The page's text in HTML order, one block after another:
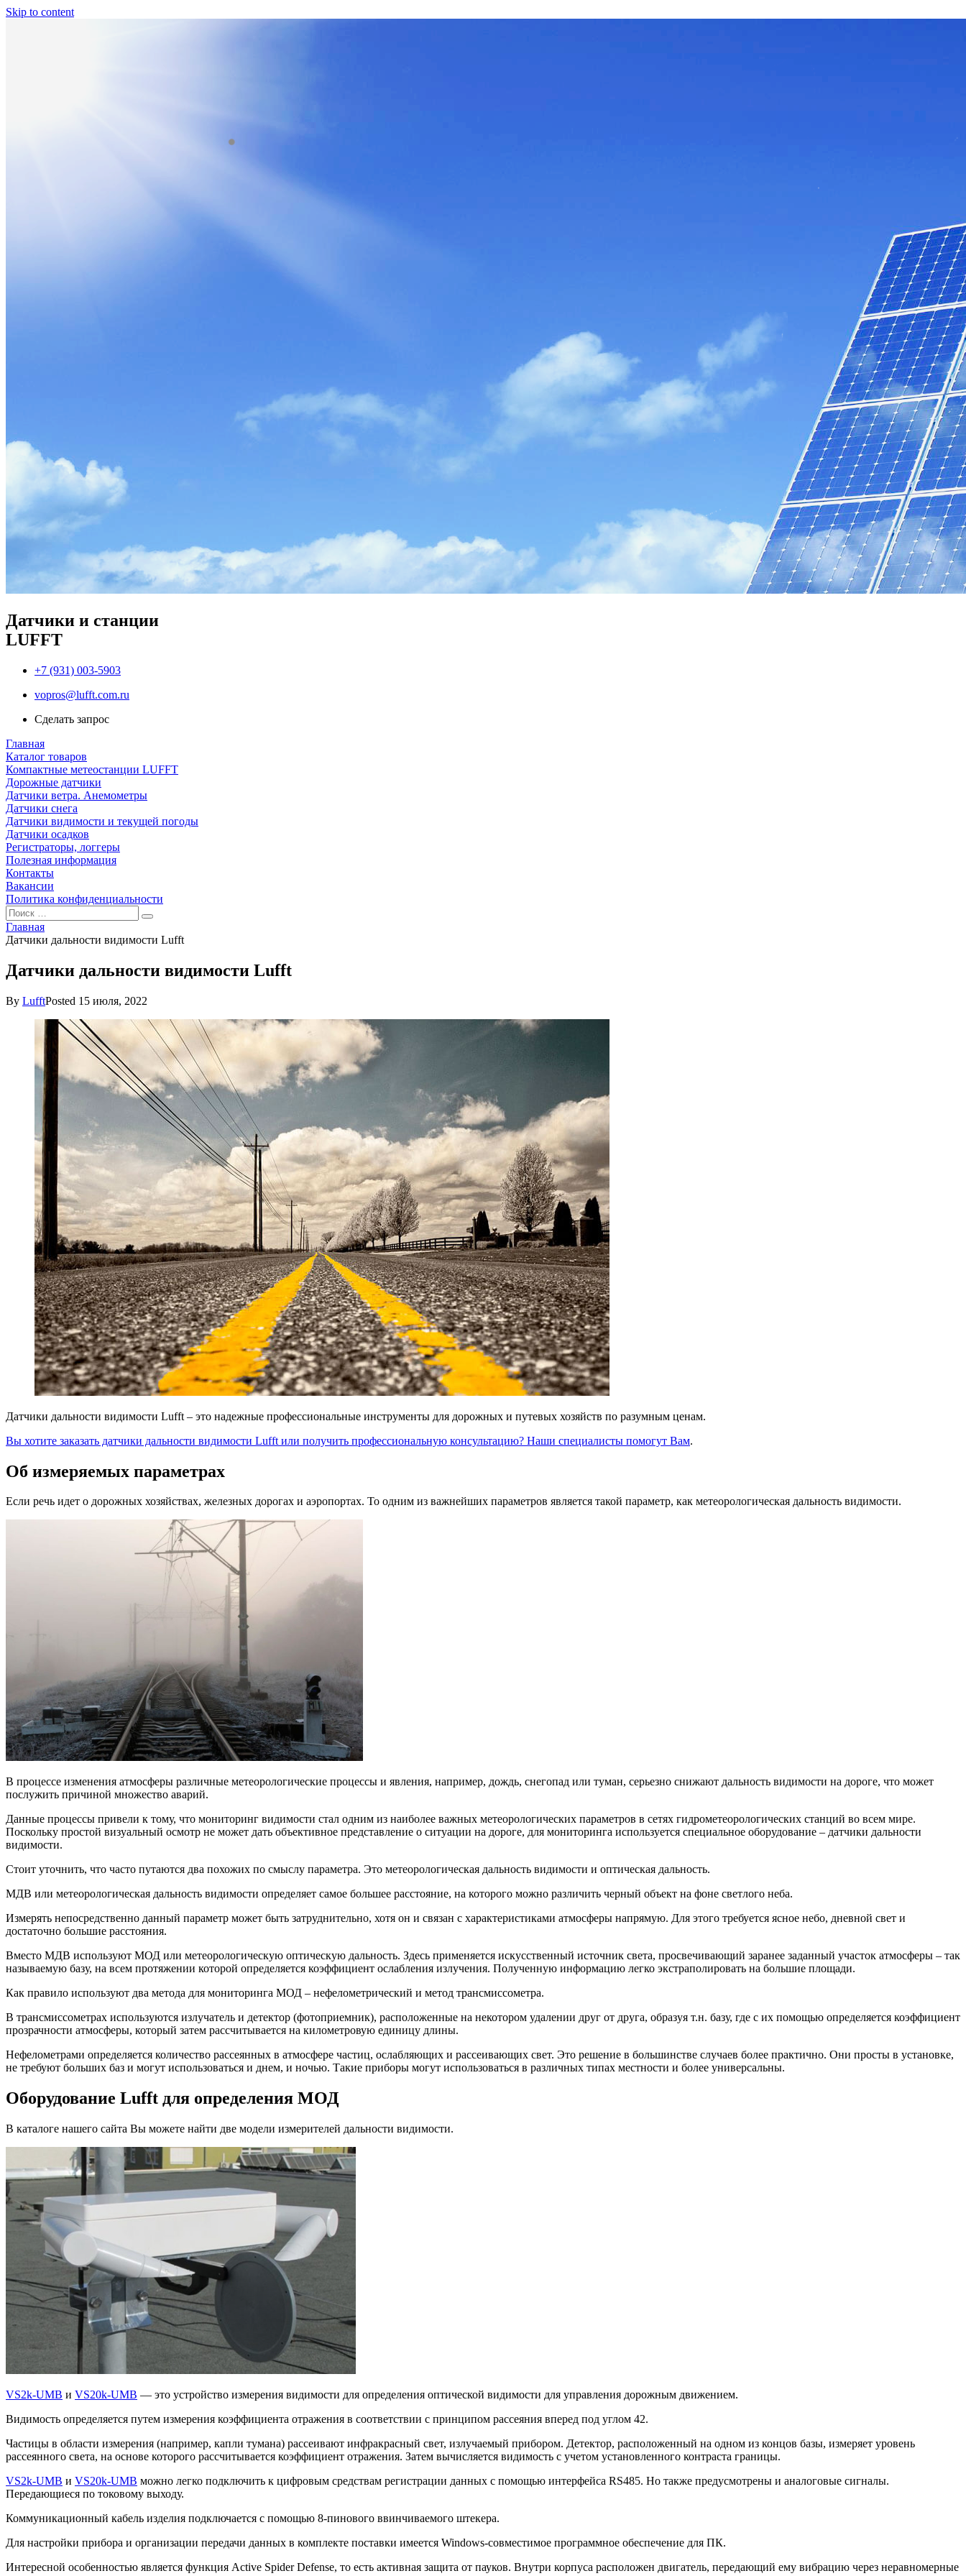
Skip to content
Датчики и станции
LUFFT
+7 (931) 003-5903
vopros@lufft.com.ru
Сделать запрос
Главная
Каталог товаров
Компактные метеостанции LUFFT
Дорожные датчики
Датчики ветра. Анемометры
Датчики снега
Датчики видимости и текущей погоды
Датчики осадков
Регистраторы, логгеры
Полезная информация
Контакты
Вакансии
Политика конфиденциальности
Главная
Датчики дальности видимости Lufft
Датчики дальности видимости Lufft
By LufftPosted 15 июля, 2022
Датчики дальности видимости Lufft – это надежные профессиональные инструменты для дорожных и путевых хозяйств по разумным ценам.
Вы хотите заказать датчики дальности видимости Lufft или получить профессиональную консультацию? Наши специалисты помогут Вам.
Об измеряемых параметрах
Если речь идет о дорожных хозяйствах, железных дорогах и аэропортах. То одним из важнейших параметров является такой параметр, как метеорологическая дальность видимости.
В процессе изменения атмосферы различные метеорологические процессы и явления, например, дождь, снегопад или туман, серьезно снижают дальность видимости на дороге, что может
послужить причиной множество аварий.
Данные процессы привели к тому, что мониторинг видимости стал одним из наиболее важных метеорологических параметров в сетях гидрометеорологических станций во всем мире.
Поскольку простой визуальный осмотр не может дать объективное представление о ситуации на дороге, для мониторинга используется специальное оборудование – датчики дальности
видимости.
Стоит уточнить, что часто путаются два похожих по смыслу параметра. Это метеорологическая дальность видимости и оптическая дальность.
МДВ или метеорологическая дальность видимости определяет самое большее расстояние, на которого можно различить черный объект на фоне светлого неба.
Измерять непосредственно данный параметр может быть затруднительно, хотя он и связан с характеристиками атмосферы напрямую. Для этого требуется ясное небо, дневной свет и
достаточно большие расстояния.
Вместо МДВ используют МОД или метеорологическую оптическую дальность. Здесь применяется искусственный источник света, просвечивающий заранее заданный участок атмосферы – так
называемую базу, на всем протяжении которой определяется коэффициент ослабления излучения. Полученную информацию легко экстраполировать на большие площади.
Как правило используют два метода для мониторинга МОД – нефелометрический и метод трансмиссометра.
В трансмиссометрах используются излучатель и детектор (фотоприемник), расположенные на некотором удалении друг от друга, образуя т.н. базу, где с их помощью определяется коэффициент
прозрачности атмосферы, который затем рассчитывается на километровую единицу длины.
Нефелометрами определяется количество рассеянных в атмосфере частиц, ослабляющих и рассеивающих свет. Это решение в большинстве случаев более практично. Они просты в установке,
не требуют больших баз и могут использоваться и днем, и ночью. Такие приборы могут использоваться в различных типах местности и более универсальны.
Оборудование Lufft для определения МОД
В каталоге нашего сайта Вы можете найти две модели измерителей дальности видимости.
VS2k-UMB и VS20k-UMB — это устройство измерения видимости для определения оптической видимости для управления дорожным движением.
Видимость определяется путем измерения коэффициента отражения в соответствии с принципом рассеяния вперед под углом 42.
Частицы в области измерения (например, капли тумана) рассеивают инфракрасный свет, излучаемый прибором. Детектор, расположенный на одном из концов базы, измеряет уровень
рассеянного света, на основе которого рассчитывается коэффициент отражения. Затем вычисляется видимость с учетом установленного контраста границы.
VS2k-UMB и VS20k-UMB можно легко подключить к цифровым средствам регистрации данных с помощью интерфейса RS485. Но также предусмотрены и аналоговые сигналы.
Передающиеся по токовому выходу.
Коммуникационный кабель изделия подключается с помощью 8-пинового ввинчиваемого штекера.
Для настройки прибора и организации передачи данных в комплекте поставки имеется Windows-совместимое программное обеспечение для ПК.
Интересной особенностью является функция Active Spider Defense, то есть активная защита от пауков. Внутри корпуса расположен двигатель, передающий ему вибрацию через неравномерные